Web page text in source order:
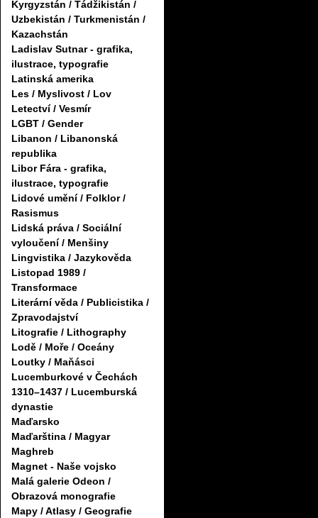
Kyrgyzstán / Tádžikistán /
Uzbekistán / Turkmenistán /
Kazachstán
Ladislav Sutnar - grafika,
ilustrace, typografie
Latinská amerika
Les / Myslivost / Lov
Letectví / Vesmír
LGBT / Gender
Libanon / Libanonská
republika
Libor Fára - grafika,
ilustrace, typografie
Lidové umění / Folklor /
Rasismus
Lidská práva / Sociální
vyloučení / Menšiny
Lingvistika / Jazykověda
Listopad 1989 /
Transformace
Literární věda / Publicistika /
Zpravodajství
Litografie / Lithography
Lodě / Moře / Oceány
Loutky / Maňásci
Lucemburkové v Čechách
1310–1437 / Lucemburská
dynastie
Maďarsko
Maďarština / Magyar
Maghreb
Magnet - Naše vojsko
Malá galerie Odeon /
Obrazová monografie
Mapy / Atlasy / Geografie